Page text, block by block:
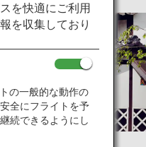
を快適にご利用
を収集しており
の一般的な動作の
全にフライトを予
続できるようにし